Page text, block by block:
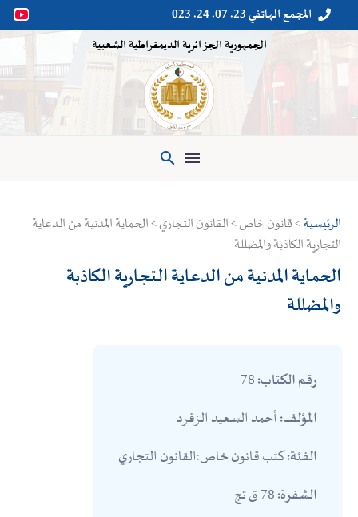

 المجمع الهاتفي 23. 07. 24. 023
الجمهورية الجزائرية الديمقراطية الشعبية

الرئيسية> قانون خاص > القانون التجاري > الحماية المدنية من الدعاية
التجارية الكاذبة والمضللة
الحماية المدنية من الدعاية التجارية الكاذبة
والمضللة
رقم الكتاب:
المؤلف:أحمد السعيد الزقرد
الفئة:كتب قانون خاص:القانون التجاري
الشفرة: